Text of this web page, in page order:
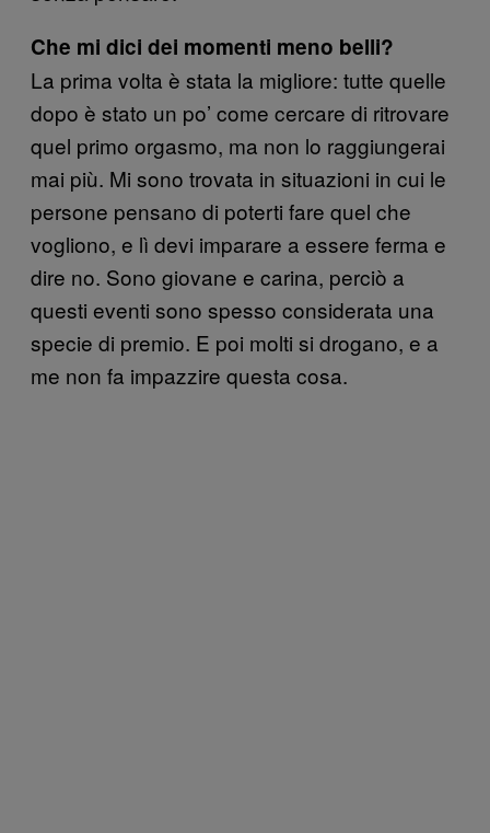
Che mi dici dei momenti meno belli?
La prima volta è stata la migliore: tutte quelle
dopo è stato un po’ come cercare di ritrovare
quel primo orgasmo, ma non lo raggiungerai
mai più. Mi sono trovata in situazioni in cui le
persone pensano di poterti fare quel che
vogliono, e lì devi imparare a essere ferma e
dire no. Sono giovane e carina, perciò a
questi eventi sono spesso considerata una
specie di premio. E poi molti si drogano, e a
me non fa impazzire questa cosa.